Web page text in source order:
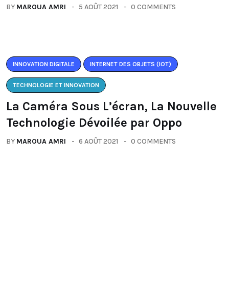
BY MAROUA AMRI 5 AOÛT 2021 0 COMMENTS
INNOVATION DIGITALE INTERNET DES OBJETS (IOT)
TECHNOLOGIE ET INNOVATION
La Caméra Sous L’écran, La Nouvelle
Technologie Dévoilée par Oppo
BY MAROUA AMRI 6 AOÛT 2021 0 COMMENTS